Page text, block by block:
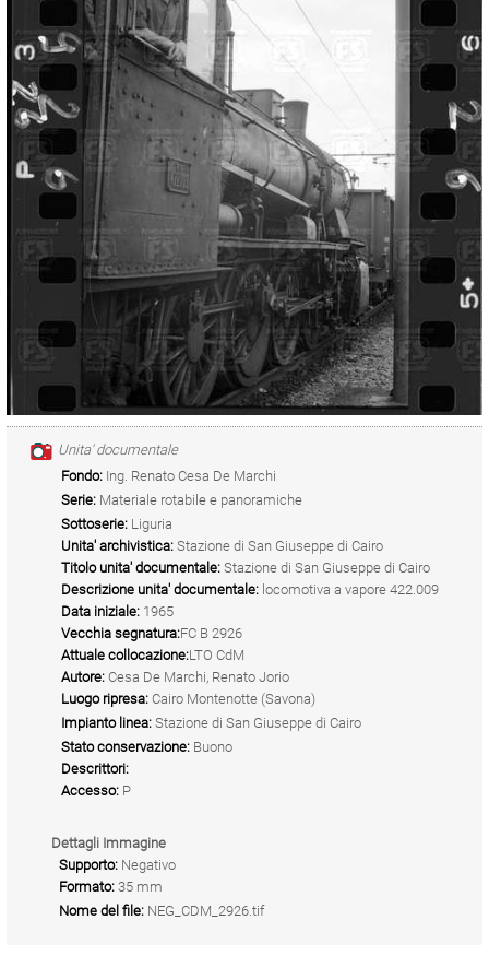
Unita' documentale
Fondo: Ing. Renato Cesa De Marchi
Serie: Materiale rotabile e panoramiche
Sottoserie: Liguria
Unita' archivistica: Stazione di San Giuseppe di Cairo
Titolo unita' documentale: Stazione di San Giuseppe di Cairo
Descrizione unita' documentale: locomotiva a vapore 422.009
Data iniziale: 1965
Vecchia segnatura:FC B 2926
Attuale collocazione:LTO CdM
Autore: Cesa De Marchi, Renato Jorio
Luogo ripresa: Cairo Montenotte (Savona)
Impianto linea: Stazione di San Giuseppe di Cairo
Stato conservazione: Buono
Descrittori:
Accesso: P
Dettagli Immagine
Supporto: Negativo
Formato: 35 mm
Nome del file: NEG_CDM_2926.tif